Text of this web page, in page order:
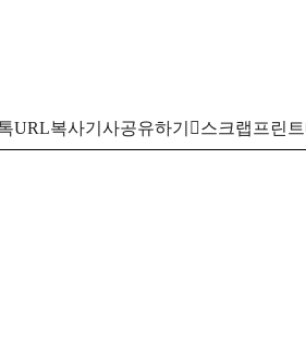
URL복사기사공유하기 스크랩 프린트